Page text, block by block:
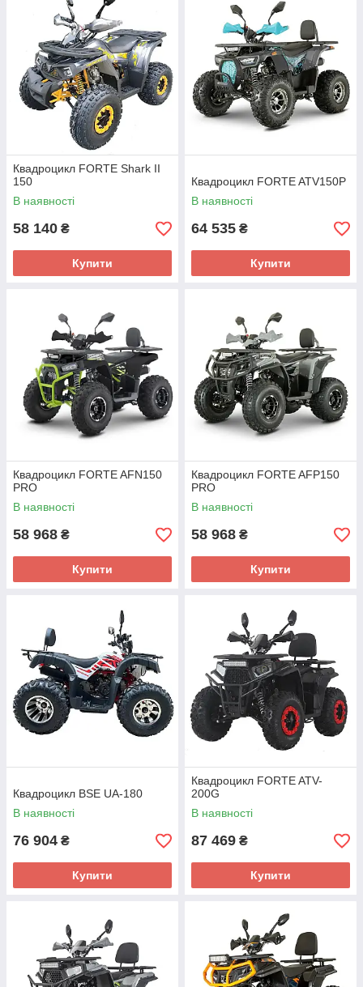
Квадроцикл FORTE Shark II
150
В наявності
58 140 ₴
Купити
Квадроцикл FORTE ATV150P
В наявності
64 535 ₴
Купити
Квадроцикл FORTE AFN150
PRO
В наявності
58 968 ₴
Купити
Квадроцикл FORTE AFP150
PRO
В наявності
58 968 ₴
Купити
Квадроцикл BSE UA-180
В наявності
76 904 ₴
Купити
Квадроцикл FORTE ATV-
200G
В наявності
87 469 ₴
Купити